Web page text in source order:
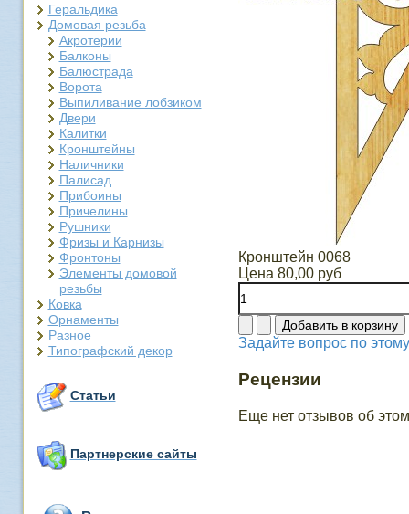
Геральдика
Домовая резьба
Акротерии
Балконы
Балюстрада
Ворота
Выпиливание лобзиком
Двери
Калитки
Кронштейны
Наличники
Палисад
Прибоины
Причелины
Рушники
Фризы и Карнизы
Фронтоны
Элементы домовой
резьбы
Ковка
Орнаменты
Разное
Типографский декор
Статьи
Партнерские сайты
Кронштейн 0068
Цена 80,00 руб
Задайте вопрос по
Рецензии
Еще нет отзывов об